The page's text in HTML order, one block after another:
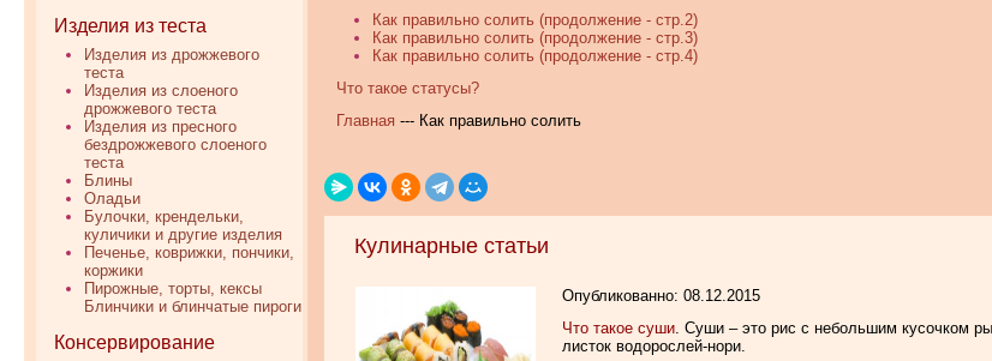
Изделия из теста
Изделия из дрожжевого
теста
Изделия из слоеного
дрожжевого теста
Изделия из пресного
бездрожжевого слоеного
теста
Блины
Оладьи
Булочки, крендельки,
куличики и другие изделия
Печенье, коврижки, пончики,
коржики
Пирожные, торты, кексы
Блинчики и блинчатые пироги
Консервирование
Как правильно солить (продолжение - стр.2)
Как правильно солить (продолжение - стр.3)
Как правильно солить (продолжение - стр.4)
Что такое статусы?
Главная --- Как правильно солить
Кулинарные статьи
Опубликованно: 08.12.2015
Что такое суши . Суши – это рис с небольшим кусочком
листок водорослей-нори.